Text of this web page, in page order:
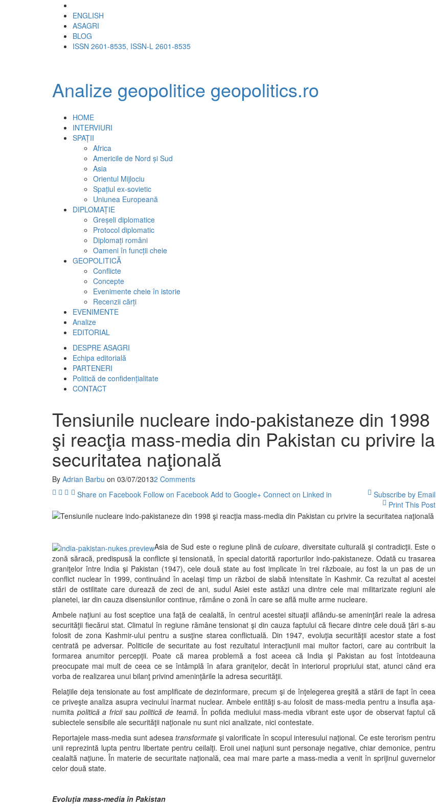
ENGLISH
ASAGRI
BLOG
ISSN 2601-8535, ISSN-L 2601-8535
Analize geopolitice geopolitics.ro
HOME
INTERVIURI
SPAȚII
Africa
Americile de Nord și Sud
Asia
Orientul Mijlociu
Spațiul ex-sovietic
Uniunea Europeană
DIPLOMAȚIE
Greșeli diplomatice
Protocol diplomatic
Diplomați români
Oameni în funcții cheie
GEOPOLITICĂ
Conflicte
Concepte
Evenimente cheie în istorie
Recenzii cărți
EVENIMENTE
Analize
EDITORIAL
DESPRE ASAGRI
Echipa editorială
PARTENERI
Politică de confidențialitate
CONTACT
Tensiunile nucleare indo-pakistaneze din 1998
şi reacţia mass-media din Pakistan cu privire la
securitatea naţională
By Adrian Barbu on 03/07/20132 Comments
Share on Facebook Follow on Facebook Add to Google+ Connect on Linked in
Subscribe by Email
Print This Post
Asia de Sud este o regiune plină deculoare, diversitate culturală şi contradicţii. Este o
zonă săracă, predispusă la conflicte şi tensionată, în special datorită raporturilor indo-pakistaneze. Odată cu trasarea
graniţelor între India şi Pakistan (1947), cele două state au fost implicate în trei războaie, au fost la un pas de un
conflict nuclear în 1999, continuând în acelaşi timp un război de slabă intensitate în Kashmir. Ca rezultat al acestei
stări de ostilitate care durează de zeci de ani, sudul Asiei este astăzi una dintre cele mai militarizate regiuni ale
planetei, iar din cauza disensiunilor continue, rămâne o zonă în care se află multe arme nucleare.
Ambele naţiuni au fost sceptice una faţă de cealaltă, în centrul acestei situaţii aflându-se ameninţări reale la adresa
securităţii fiecărui stat. Climatul în regiune rămâne tensionat şi din cauza faptului că fiecare dintre cele două ţări s-au
folosit de zona Kashmir-ului pentru a susţine starea conflictuală. Din 1947, evoluţia securităţii acestor state a fost
centrată pe adversar. Politicile de securitate au fost rezultatul interacţiunii mai multor factori, care au contribuit la
formarea anumitor percepţii. Poate că marea problemă a fost aceea că India şi Pakistan au fost întotdeauna
preocupate mai mult de ceea ce se întâmplă în afara graniţelor, decât în interiorul propriului stat, atunci când era
vorba de realizarea unui bilanţ privind ameninţările la adresa securităţii.
Relaţiile deja tensionate au fost amplificate de dezinformare, precum şi de înţelegerea greşită a stării de fapt în ceea
ce priveşte analiza asupra vecinului înarmat nuclear. Ambele entităţi s-au folosit de mass-media pentru a insufla aşa-
numita politică a friciisaupolitică de teamă. În pofida mediului mass-media vibrant este uşor de observat faptul că
subiectele sensibile ale securităţii naţionale nu sunt nici analizate, nici contestate.
Reportajele mass-media sunt adesea transformate şi valorificate în scopul interesului naţional. Ce este terorism pentru
unii reprezintă lupta pentru libertate pentru ceilalţi. Eroii unei naţiuni sunt personaje negative, chiar demonice, pentru
cealaltă naţiune. În materie de securitate naţională, cea mai mare parte a mass-media a venit în sprijinul guvernelor
celor două state.
Evoluţia mass-media în Pakistan